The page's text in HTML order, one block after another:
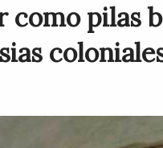
como pilas